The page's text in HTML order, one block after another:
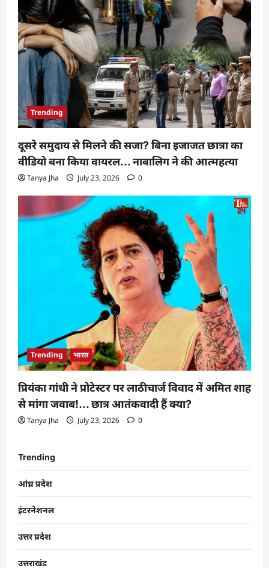
Trending
दूसरे समुदाय से मिलने की सजा? बिना इजाजत छात्रा का
वीडियो बना किया वायरल… नाबालिग ने की आत्महत्या
Tanya Jha July 23, 2026 0
Trending भारत
प्रियंका गांधी ने प्रोटेस्टर पर लाठीचार्ज विवाद में अमित शाह
से मांगा जवाब!… छात्र आतंकवादी हैं क्या?
Tanya Jha July 23, 2026 0
Trending
आंध्र प्रदेश
इंटरनेशनल
उत्तर प्रदेश
उत्तराखंड